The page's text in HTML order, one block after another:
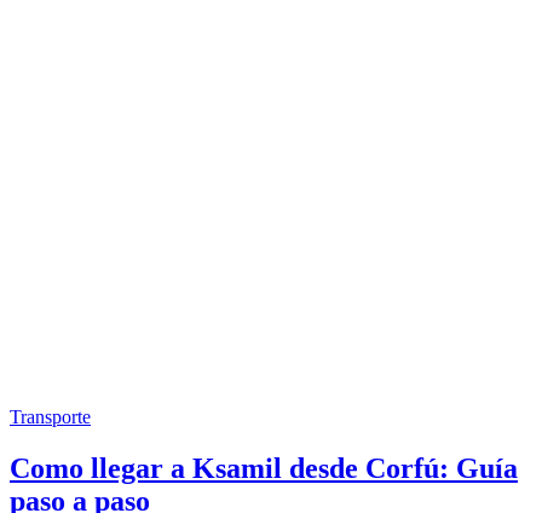
Transporte
Como llegar a Ksamil desde Corfú: Guía
paso a paso